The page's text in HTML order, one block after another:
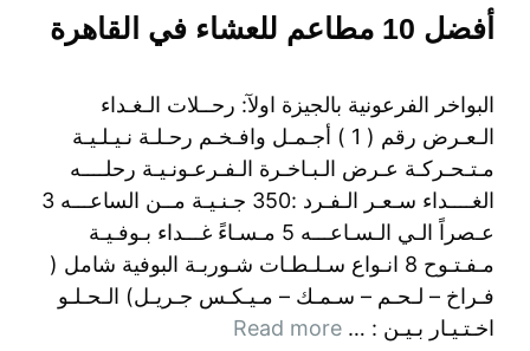
أفضل 10 مطاعم للعشاء في القاهرة
البواخر الفرعونية بالجيزة اولآ: رحــلات الـغـداء
الـعـرض رقم ( 1 ) أجـمـل وافـخـم رحـلـة نـيـلـيـة
مـتـحـركـة عـرض الـبـاخـرة الـفـرعـونـيـة رحلــــه
الغــــداء سـعـر الـفـرد :350 جـنـيـة مــن الساعـــه 3
عـصراً الـي الـسـاعـــه 5 مـسـاءً غـــداء بـوفـيـة
مـفـتـوح 8 انـواع سـلـطـات شـوربـة البوفية شامل (
فـراخ – لـحـم – سـمـك – مـيـكـس جـريـل) الـحـلـو
اخـتـيـار بـيـن : … Read more